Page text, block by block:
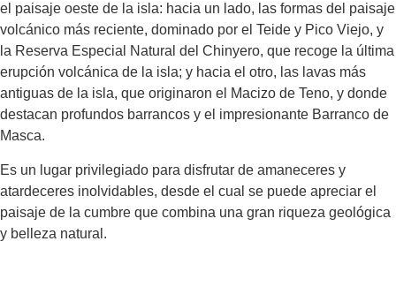
el paisaje oeste de la isla: hacia un lado, las formas del paisaje
volcánico más reciente, dominado por el Teide y Pico Viejo, y
la Reserva Especial Natural del Chinyero, que recoge la última
erupción volcánica de la isla; y hacia el otro, las lavas más
antiguas de la isla, que originaron el Macizo de Teno, y donde
destacan profundos barrancos y el impresionante Barranco de
Masca.
Es un lugar privilegiado para disfrutar de amaneceres y
atardeceres inolvidables, desde el cual se puede apreciar el
paisaje de la cumbre que combina una gran riqueza geológica
y belleza natural.